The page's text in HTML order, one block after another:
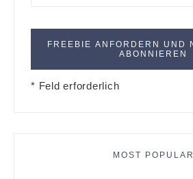
* Feld erforderlich
MOST POPULAR